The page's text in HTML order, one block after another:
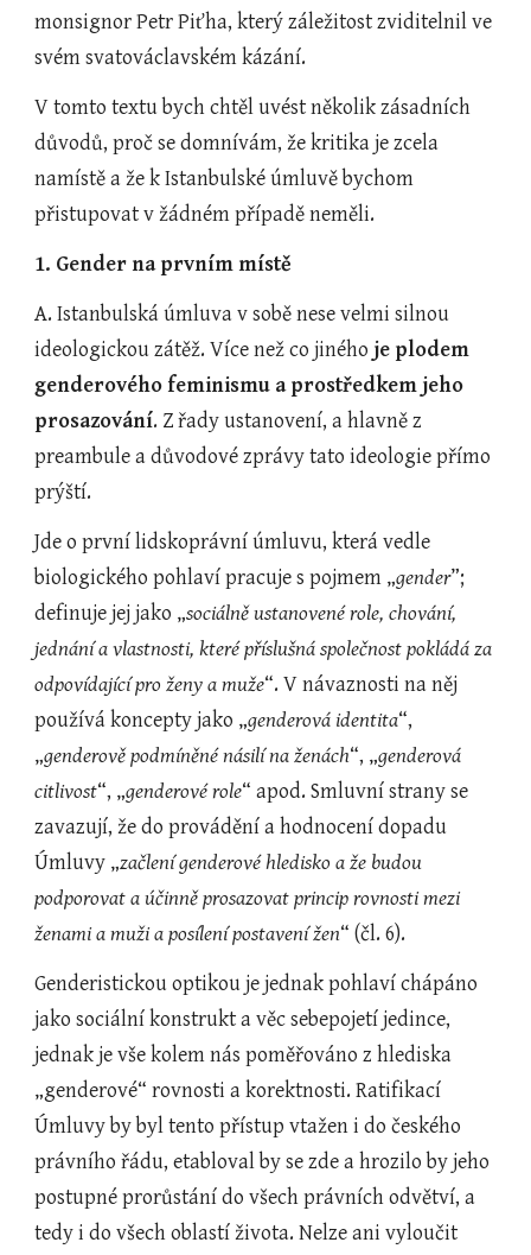
monsignor Petr Piťha, který záležitost zviditelnil ve
svém svatováclavském kázání.
V tomto textu bych chtěl uvést několik zásadních
důvodů, proč se domnívám, že kritika je zcela
namístě a že k Istanbulské úmluvě bychom
přistupovat v žádném případě neměli.
1. Gender na prvním místě
A. Istanbulská úmluva v sobě nese velmi silnou
ideologickou zátěž. Více než co jiného je plodem
genderového feminismu a prostředkem jeho
prosazování. Z řady ustanovení, a hlavně z
preambule a důvodové zprávy tato ideologie přímo
prýští.
Jde o první lidskoprávní úmluvu, která vedle
biologického pohlaví pracuje s pojmem „gender”;
definuje jej jako „sociálně ustanovené role, chování,
jednání a vlastnosti, které příslušná společnost pokládá za
odpovídající pro ženy a muže“. V návaznosti na něj
používá koncepty jako „genderová identita“,
„genderově podmíněné násilí na ženách“, „genderová
citlivost“, „genderové role“ apod. Smluvní strany se
zavazují, že do provádění a hodnocení dopadu
Úmluvy „začlení genderové hledisko a že budou
podporovat a účinně prosazovat princip rovnosti mezi
ženami a muži a posílení postavení žen“ (čl. 6).
Genderistickou optikou je jednak pohlaví chápáno
jako sociální konstrukt a věc sebepojetí jedince,
jednak je vše kolem nás poměřováno z hlediska
„genderové“ rovnosti a korektnosti. Ratifikací
Úmluvy by byl tento přístup vtažen i do českého
právního řádu, etabloval by se zde a hrozilo by jeho
postupné prorůstání do všech právních odvětví, a
tedy i do všech oblastí života. Nelze ani vyloučit